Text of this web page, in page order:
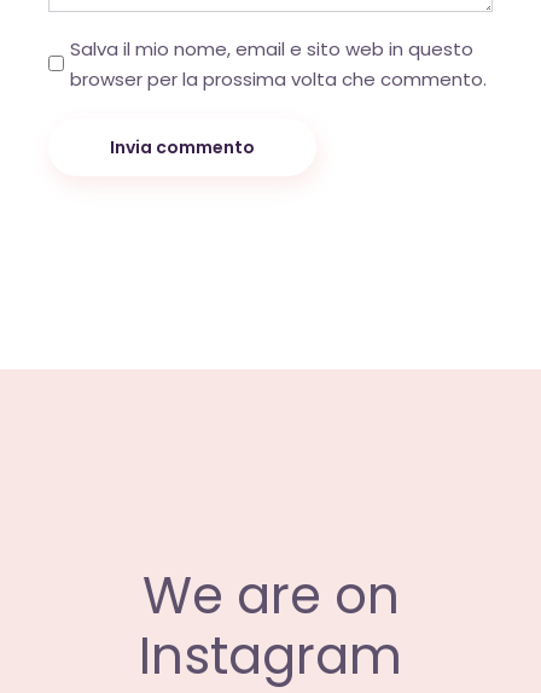
Salva il mio nome, email e sito web in questo
browser per la prossima volta che commento.
Invia commento
We are on
Instagram